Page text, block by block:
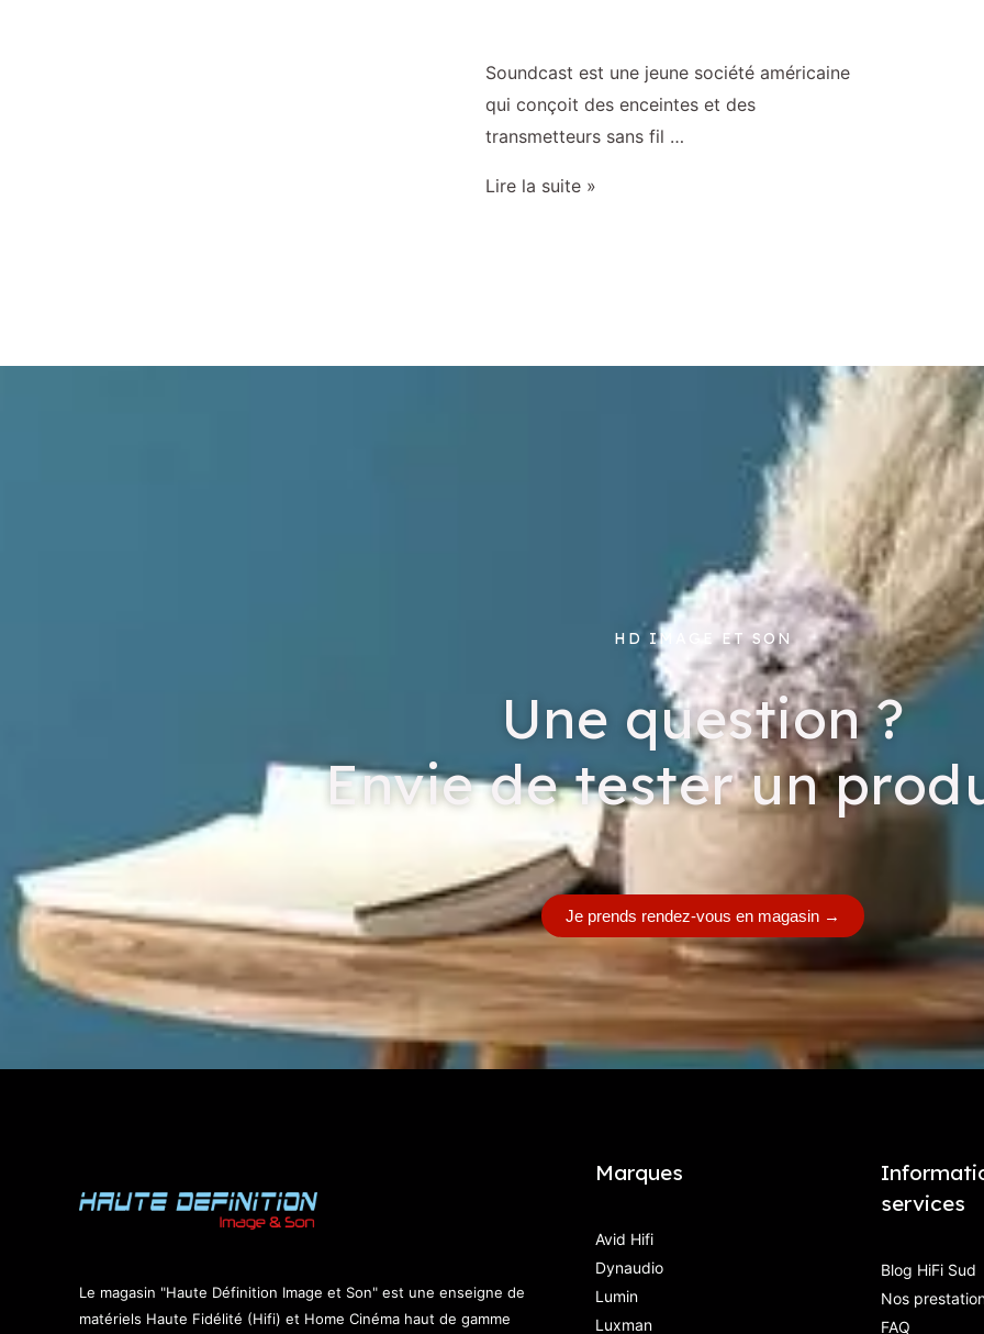
Soundcast est une jeune société américaine
qui conçoit des enceintes et des
transmetteurs sans fil …
Lire la suite »
HD IMAGE ET SON
Une question ?
Envie de tester un
Je prends rendez-vous en magasin →
Le magasin "Haute Définition Image et Son" est une enseigne de
matériels Haute Fidélité (Hifi) et Home Cinéma haut de gamme
Marques
Avid Hifi
Dynaudio
Lumin
Luxman
services
Blog HiFi Sud
Nos
FAQ